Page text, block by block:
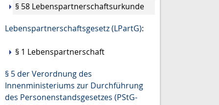
§ 58 Lebenspartnerschaftsurkunde
Lebenspartnerschaftsgesetz (LPartG):
§ 1 Lebenspartnerschaft
§ 5 der Verordnung des
Innenministeriums zur Durchführung
des Personenstandsgesetzes (PStG-